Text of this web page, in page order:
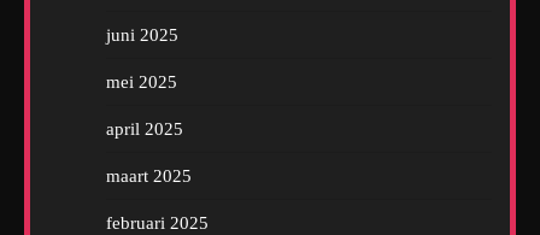
juni 2025
mei 2025
april 2025
maart 2025
februari 2025